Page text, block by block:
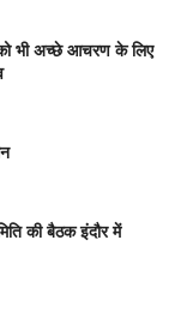
को भी अच्छे आचरण के लिए
की बैठक इंदौर में